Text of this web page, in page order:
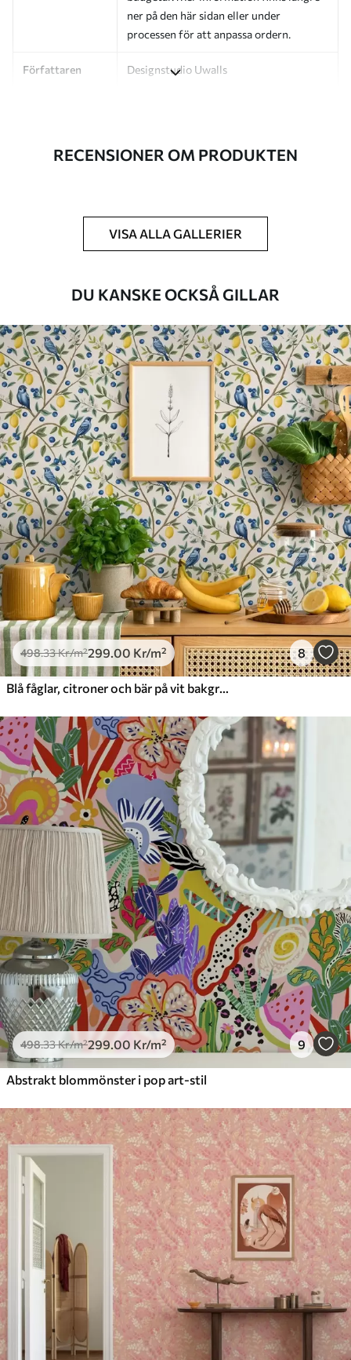
ner på den här sidan eller under
processen för att anpassa ordern.
Författaren Designstudio Uwalls
Du kan lägga till ett lackskikt och/eller
Rengöring
Tapeten kan rengöras försiktigt med en
rengöras med vatten.
Tillämpningsmetod Sömlös applikation
Tillgängliga material
Standard
498.33 299.00Kr/m²
Premium
631.67379.00Kr/m²
Premiumvinyl
725.00435.00Kr/m²
RECENSIONER OM PRODUKTEN
VISA ALLA GALLERIER
DU KANSKE OCKSÅ GILLAR
498.33Kr/m²299.00 Kr/m² 8
Blå fåglar, citroner och bär på vit bakgrund
498.33Kr/m²299.00 Kr/m² 9
Abstrakt blommönster i pop art-stil